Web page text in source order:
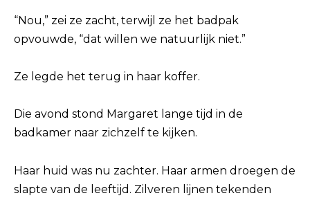
“Nou,” zei ze zacht, terwijl ze het badpak
opvouwde, “dat willen we natuurlijk niet.”
Ze legde het terug in haar koffer.
Die avond stond Margaret lange tijd in de
badkamer naar zichzelf te kijken.
Haar huid was nu zachter. Haar armen droegen de
slapte van de leeftijd. Zilveren lijnen tekenden